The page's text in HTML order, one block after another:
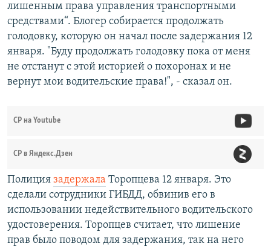
лишенным права управления транспортными
средствами“. Блогер собирается продолжать
голодовку, которую он начал после задержания 12
января. "Буду продолжать голодовку пока от меня
не отстанут с этой историей о похоронах и не
вернут мои водительские права!", - сказал он.
СР на Youtube
СР в Яндекс.Дзен
Полиция задержала Торопцева 12 января. Это
сделали сотрудники ГИБДД, обвинив его в
использовании недействительного водительского
удостоверения. Торопцев считает, что лишение
прав было поводом для задержания, так на него